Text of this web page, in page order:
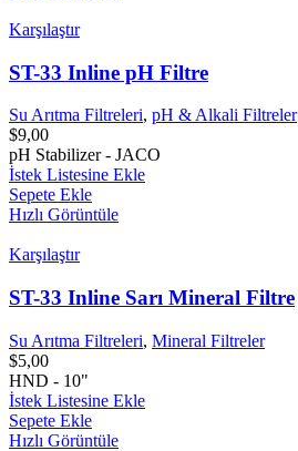
Karşılaştır
ST-33 Inline pH Filtre
Su Arıtma Filtreleri, pH & Alkali Filtreler
$9,00
pH Stabilizer - JACO
İstek Listesine Ekle
Sepete Ekle
Hızlı Görüntüle
Karşılaştır
ST-33 Inline Sarı Mineral Filtre
Su Arıtma Filtreleri, Mineral Filtreler
$5,00
HND - 10"
İstek Listesine Ekle
Sepete Ekle
Hızlı Görüntüle